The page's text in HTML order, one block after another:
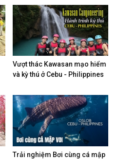
Vượt thác Kawasan mạo hiểm
và kỳ thú ở Cebu - Philippines
Trải nghiệm Bơi cùng cá mập